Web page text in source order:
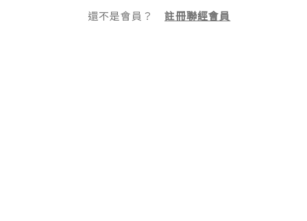
還不是會員？註冊聯經會員